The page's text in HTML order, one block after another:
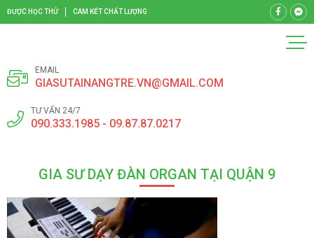
ĐƯỢC HỌC THỬ CAM KẾT CHẤT LƯỢNG
EMAIL
GIASUTAINANGTRE.VN@GMAIL.COM
TƯ VẤN 24/7
090.333.1985 - 09.87.87.0217
GIA SƯ DẠY ĐÀN ORGAN TẠI QUẬN 9